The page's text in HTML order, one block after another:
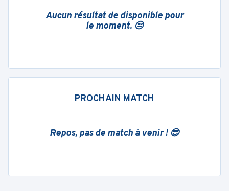
Aucun résultat de disponible pour
le moment. 😔
PROCHAIN MATCH
Repos, pas de match à venir ! 😎